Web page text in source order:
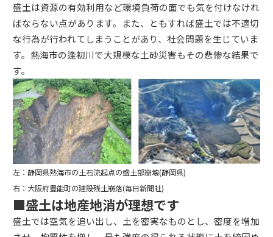
盛土は資源の有効利用など環境負荷の面でも気を付けなけれ
ばならない点があります。また、ともすれば盛土では不適切
な行為が行われてしまうことがあり、社会問題を生じていま
す。熱海市の逢初川で大規模な土砂災害もその悲惨な結果で
す。
左：静岡県熱海市の土石流起点の盛土部崩壊(静岡県)
右：大阪府豊能町の建設残土崩落(毎日新聞社)
■盛土は地産地消が理想です
盛土では空気を追い出し、土を密実なものとし、密度を増加